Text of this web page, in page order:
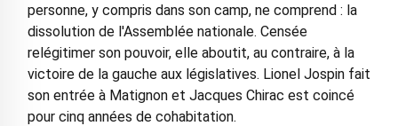
personne, y compris dans son camp, ne comprend : la
dissolution de l'Assemblée nationale. Censée
relégitimer son pouvoir, elle aboutit, au contraire, à la
victoire de la gauche aux législatives. Lionel Jospin fait
son entrée à Matignon et Jacques Chirac est coincé
pour cinq années de cohabitation.